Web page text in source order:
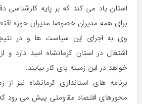
استان یاد می کند که بر پایه
برای همه مدیران خصوصا مدیران حوزه
وی به اجرای این سیاست ها و در
اشتغال در استان کرمانشاه امید دارد
خواهد در این زمینه پای کار بیایند.
برنامه های استانداری کرمانشاه نیز از
محورهای اقتصاد مقاومتی پیش می رود که